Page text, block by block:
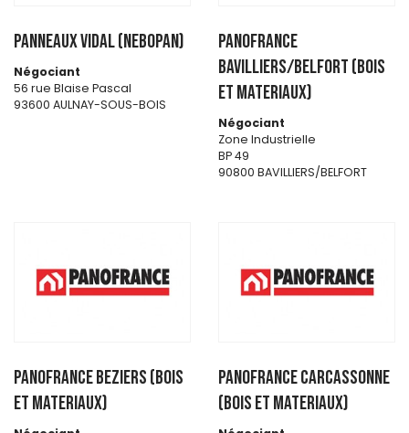
PANNEAUX VIDAL (NEBOPAN)
Négociant
56 rue Blaise Pascal
93600 AULNAY-SOUS-BOIS
PANOFRANCE
BAVILLIERS/BELFORT (BOIS
ET MATERIAUX)
Négociant
Zone Industrielle
BP 49
90800 BAVILLIERS/BELFORT
PANOFRANCE BEZIERS (BOIS
ET MATERIAUX)
PANOFRANCE CARCASSONNE
(BOIS ET MATERIAUX)